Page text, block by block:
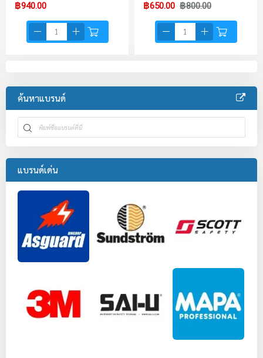
฿940.00 ฿650.00 ฿800.00
ค้นหาแบรนด์
แบรนด์เด่น